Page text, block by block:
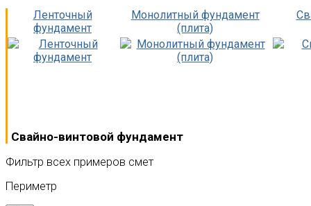
Ленточный
фундамент
Монолитный фундамент
(плита)
Свайно-винтовой фундамент
Фильтр всех примеров смет
Периметр